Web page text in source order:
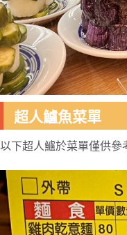
超人鱸魚菜單
以下超人鱸於菜單僅供參